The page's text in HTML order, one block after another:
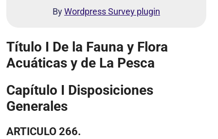
ByWordpress Survey plugin
Título I De la Fauna y Flora
Acuáticas y de La Pesca
Capítulo I Disposiciones
Generales
ARTICULO 266.